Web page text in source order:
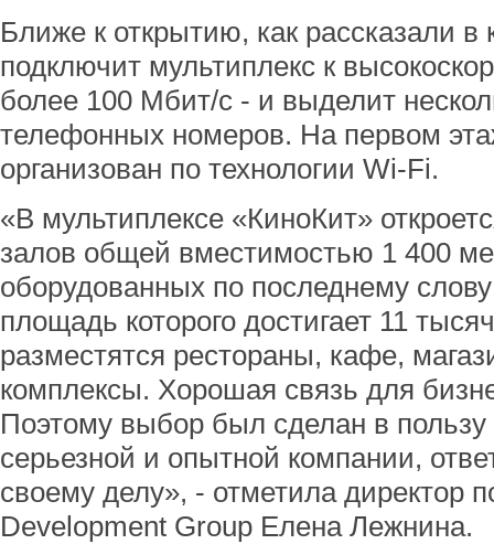
Ближе к открытию, как рассказали
подключит мультиплекс к
более 100 Мбит/с - и выделит
телефонных номеров. На первом
организован по технологии Wi-Fi.
«В мультиплексе «КиноКит»
залов общей вместимостью 1 400
оборудованных по последнему
площадь которого достигает 11
разместятся рестораны, кафе,
комплексы. Хорошая связь для
Поэтому выбор был сделан в пользу
серьезной и опытной компании,
своему делу», - отметила директор
Development Group Елена Лежнина.